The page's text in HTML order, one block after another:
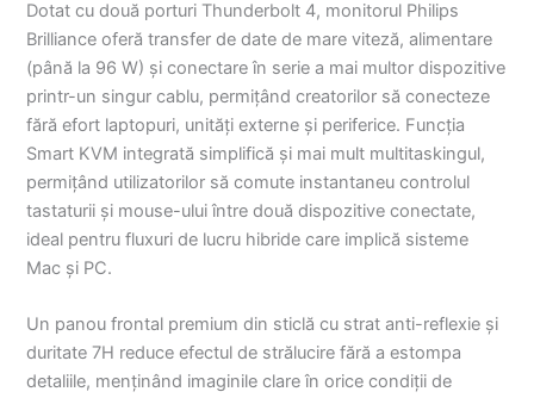
Dotat cu două porturi Thunderbolt 4, monitorul Philips
Brilliance oferă transfer de date de mare viteză, alimentare
(până la 96 W) și conectare în serie a mai multor dispozitive
printr-un singur cablu, permițând creatorilor să conecteze
fără efort laptopuri, unități externe și periferice. Funcția
Smart KVM integrată simplifică și mai mult multitaskingul,
permițând utilizatorilor să comute instantaneu controlul
tastaturii și mouse-ului între două dispozitive conectate,
ideal pentru fluxuri de lucru hibride care implică sisteme
Mac și PC.
Un panou frontal premium din sticlă cu strat anti-reflexie și
duritate 7H reduce efectul de strălucire fără a estompa
detaliile, menținând imaginile clare în orice condiții de